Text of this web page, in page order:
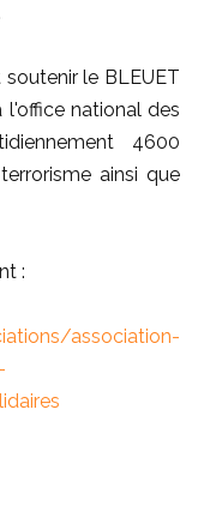
le BLEUET
l'office national des
4600
ainsi que
:
association-